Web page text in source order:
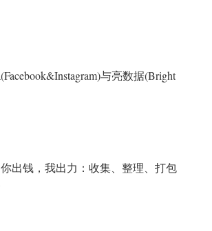
与亮数据(Bright
出钱，我出力：收集、整理、打包